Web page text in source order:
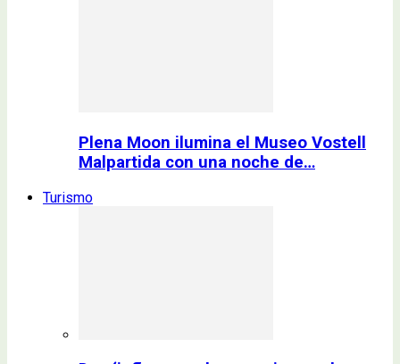
Plena Moon ilumina el Museo Vostell
Malpartida con una noche de…
Turismo